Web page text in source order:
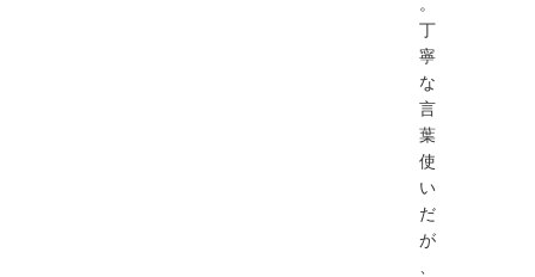
丁
寧
な
言
葉
使
い
だ
が